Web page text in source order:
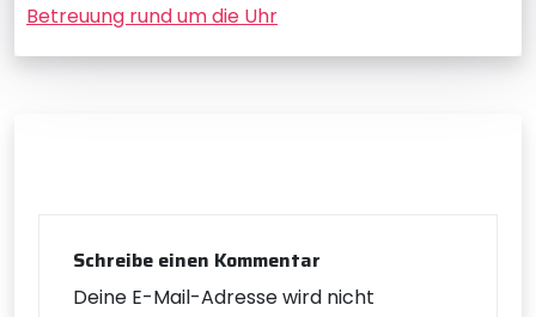
Betreuung rund um die Uhr
Schreibe einen Kommentar
Deine E-Mail-Adresse wird nicht